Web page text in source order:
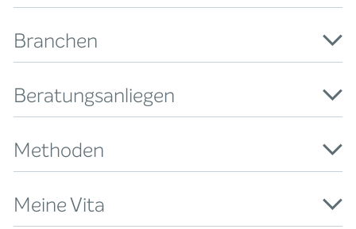
Branchen
Beratungsanliegen
Methoden
Meine Vita